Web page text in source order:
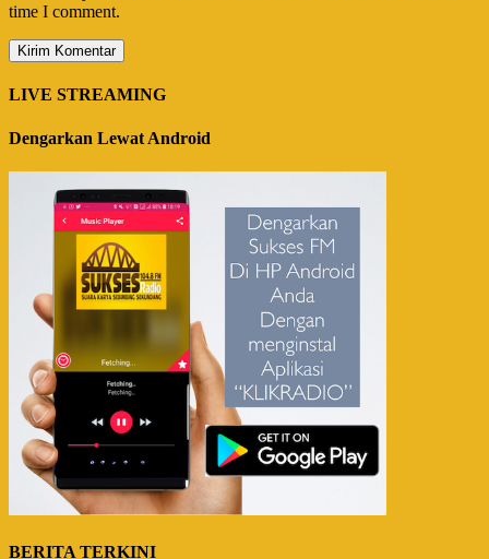
time I comment.
LIVE STREAMING
Dengarkan Lewat Android
BERITA TERKINI